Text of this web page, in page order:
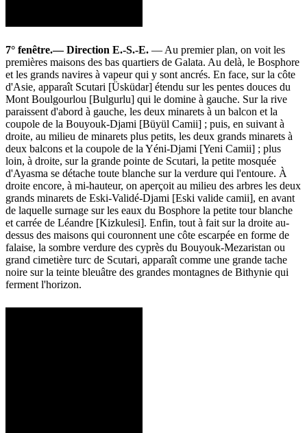
7° fenêtre.— Direction E.-S.-E. — Au premier plan, on voit les
premières maisons des bas quartiers de Galata. Au delà, le Bosphore
et les grands navires à vapeur qui y sont ancrés. En face, sur la côte
d'Asie, apparaît Scutari [Üsküdar] étendu sur les pentes douces du
Mont Boulgourlou [Bulgurlu] qui le domine à gauche. Sur la rive
paraissent d'abord à gauche, les deux minarets à un balcon et la
coupole de la Bouyouk-Djami [Büyül Camii] ; puis, en suivant à
droite, au milieu de minarets plus petits, les deux grands minarets à
deux balcons et la coupole de la Yéni-Djami [Yeni Camii] ; plus
loin, à droite, sur la grande pointe de Scutari, la petite mosquée
d'Ayasma se détache toute blanche sur la verdure qui l'entoure. À
droite encore, à mi-hauteur, on aperçoit au milieu des arbres les deux
grands minarets de Eski-Validé-Djami [Eski valide camii], en avant
de laquelle surnage sur les eaux du Bosphore la petite tour blanche
et carrée de Léandre [Kizkulesi]. Enfin, tout à fait sur la droite au-
dessus des maisons qui couronnent une côte escarpée en forme de
falaise, la sombre verdure des cyprès du Bouyouk-Mezaristan ou
grand cimetière turc de Scutari, apparaît comme une grande tache
noire sur la teinte bleuâtre des grandes montagnes de Bithynie qui
ferment l'horizon.